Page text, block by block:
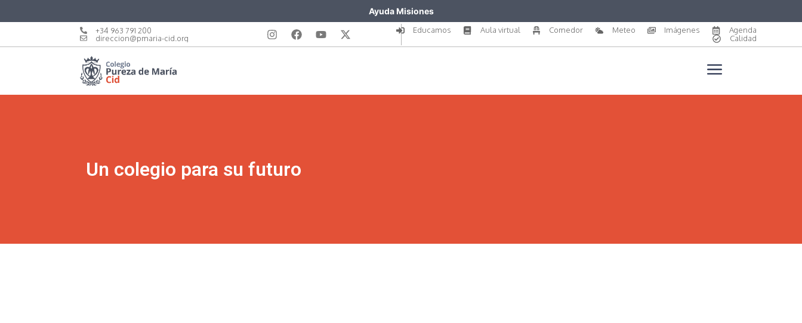
Ayuda Misiones
+34 963 791 200
direccion@pmaria-cid.org
Educamos Aula virtual Comedor Meteo Imágenes
Agenda
Calidad
Un colegio para su futuro